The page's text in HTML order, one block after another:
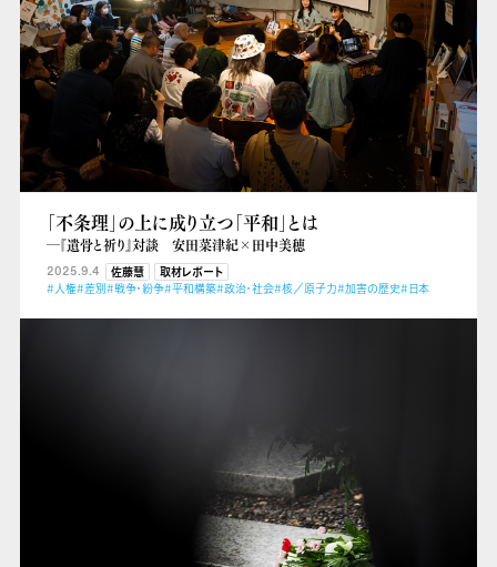
「不条理」の上に成り立つ「平和」とは
―『遺骨と祈り』対談 安田菜津紀×田中美穂
2025.9.4 佐藤慧
取材レポート
#人権#差別#戦争・紛争#平和構築#政治・社会#核／原子力#加害の歴史#日本